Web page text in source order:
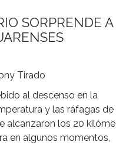
SORPRENDE A
Tirado
al descenso en la
y las ráfagas de
alcanzaron los 20
en algunos momentos,